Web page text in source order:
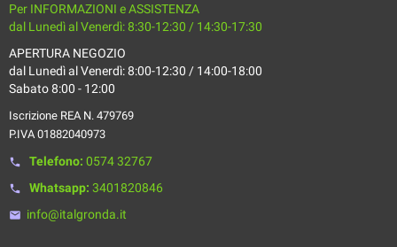
Per INFORMAZIONI e ASSISTENZA
dal Lunedì al Venerdì: 8:30-12:30 / 14:30-17:30
APERTURA NEGOZIO
dal Lunedì al Venerdì: 8:00-12:30 / 14:00-18:00
Sabato 8:00 - 12:00
Iscrizione REA N. 479769
P.IVA 01882040973
phone Telefono: 0574 32767
phone Whatsapp: 3401820846
email info@italgronda.it